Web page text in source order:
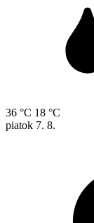
36 °C 18 °C
piatok 7. 8.